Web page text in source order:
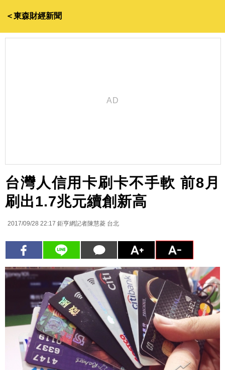
＜東森財經新聞
台灣人信用卡刷卡不手軟 前8月
刷出1.7兆元續創新高
2017/09/28 22:17 鉅亨網記者陳慧菱 台北